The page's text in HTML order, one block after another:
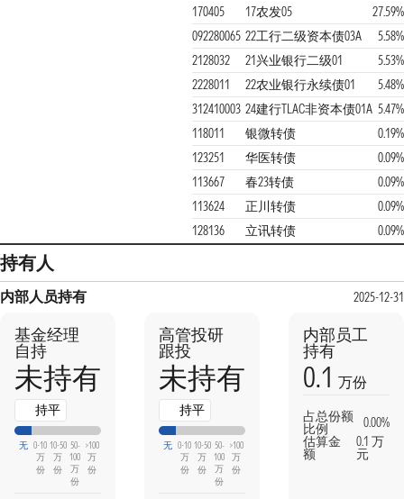
170405
17农发05
27.59%
092280065 22工行二级资本债03A
5.58%
2128032
21兴业银行二级01
5.53%
2228011
22农业银行永续债01
5.48%
312410003 24建行TLAC非资本债01A 5.47%
118011
银微转债
0.19%
123251
华医转债
0.09%
113667
春23转债
0.09%
113624
正川转债
0.09%
128136
立讯转债 0.09%
持有人
内部人员持有 2025-12-31
基金经理
自持
未持有
持平
无 0-10
万
份
10-50
万
份
50-
100
万
份
>100
万
份
高管投研
跟投
未持有
持平
无 0-10
万
份
10-50
万
份
50-
100
万
份
>100
万
份
内部员工
持有
0.1 万份
占总份额
比例
0.00%
估算金
额
0.1 万
元